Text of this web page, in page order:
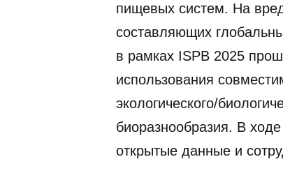
пищевых систем. На
составляющих
в рамках ISPB 2025
использования
экологического/
биоразнообразия. В
открытые данные и